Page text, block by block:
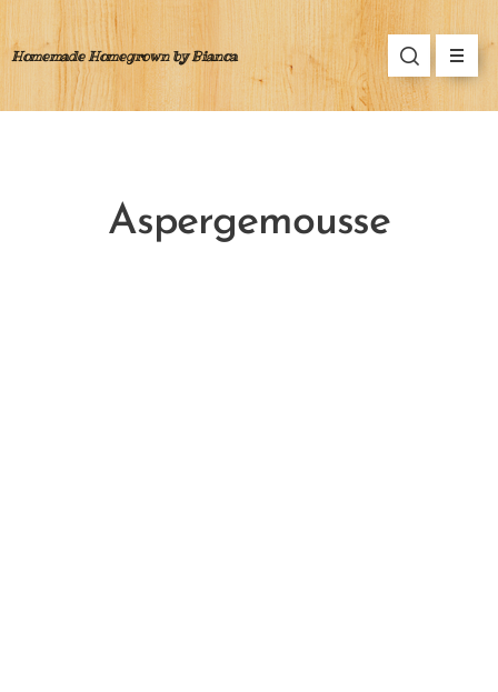
Homemade Homegrown by Bianca
Aspergemousse